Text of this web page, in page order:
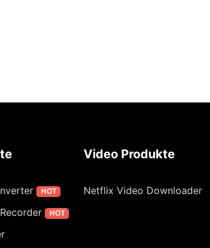
HOT
HOT
Video Produkte
Netflix Video Downloader